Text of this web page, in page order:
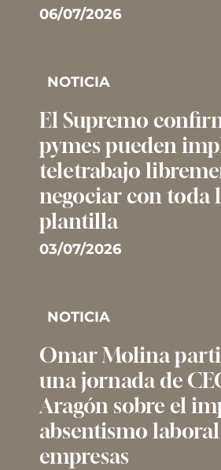
06/07/2026
NOTICIA
El Supremo
pymes pueden
teletrabajo
negociar con toda
plantilla
03/07/2026
NOTICIA
Omar Molina
una jornada de
Aragón sobre el
absentismo
empresas